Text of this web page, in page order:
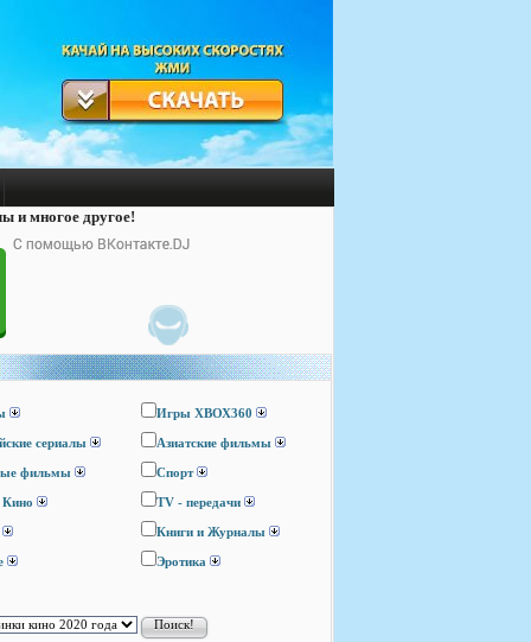
и многое другое!
Игры ХВОХ360
сериалы Азиатские фильмы
фильмы Спорт
TV - передачи
Книги и Журналы
Эротика